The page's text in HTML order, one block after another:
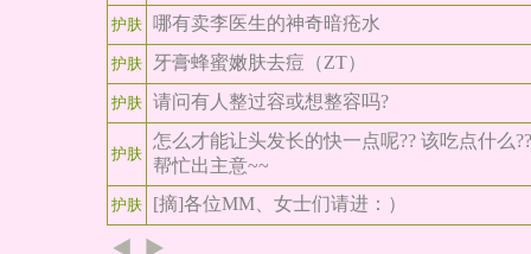
护肤 哪有卖李医生的神奇暗疮水
护肤 牙膏蜂蜜嫩肤去痘（ZT）
护肤 请问有人整过容或想整容吗?
护肤
怎么才能让头发长的快一点呢?? 该吃点什么
帮忙出主意~~
护肤 [摘]各位MM、女士们请进：）